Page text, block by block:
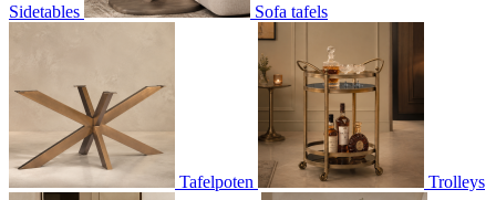
Sidetables Sofa tafels
Tafelpoten Trolleys